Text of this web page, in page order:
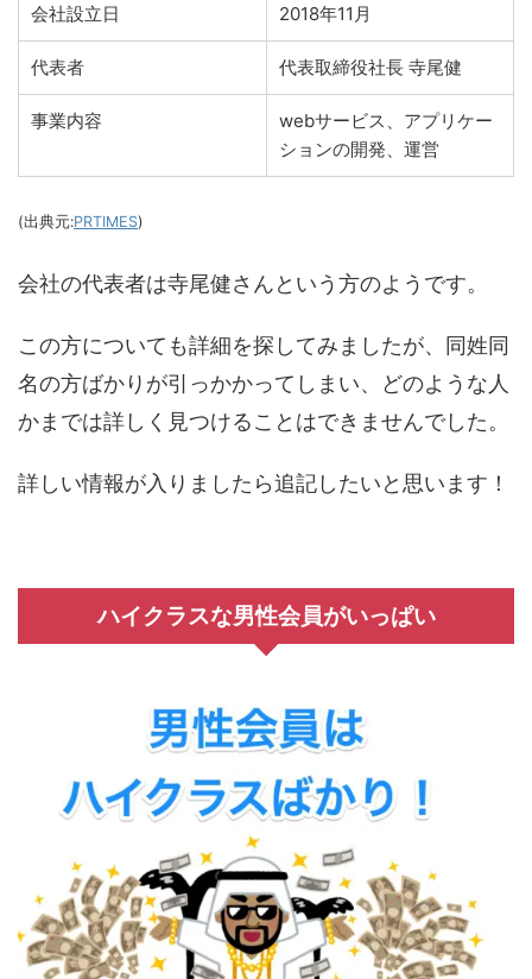
会社設立日 2018年11月
代表者 代表取締役社長 寺尾健
事業内容
webサービス、アプリケー
ションの開発、運営
(出典元:PRTIMES)
会社の代表者は寺尾健さんという方のようです。
この方についても詳細を探してみましたが、同姓同
名の方ばかりが引っかかってしまい、どのような人
かまでは詳しく見つけることはできませんでした。
詳しい情報が入りましたら追記したいと思います！
ハイクラスな男性会員がいっぱい